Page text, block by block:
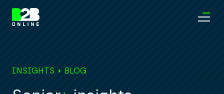
INSIGHTS BLOG